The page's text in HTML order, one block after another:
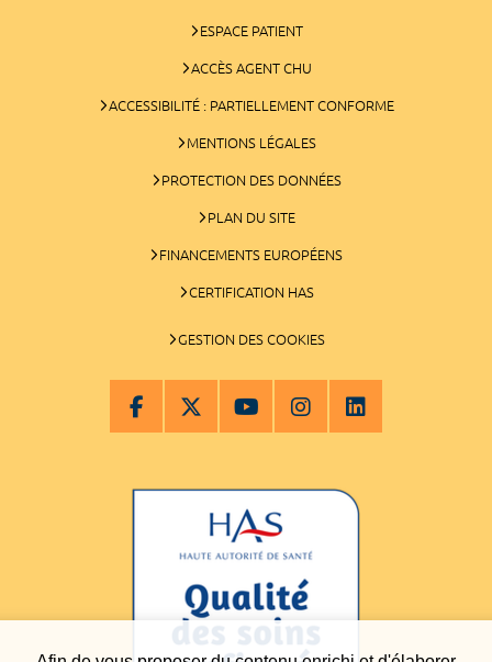
ESPACE PATIENT
ACCÈS AGENT CHU
ACCESSIBILITÉ : PARTIELLEMENT CONFORME
MENTIONS LÉGALES
PROTECTION DES DONNÉES
PLAN DU SITE
FINANCEMENTS EUROPÉENS
CERTIFICATION HAS
GESTION DES COOKIES